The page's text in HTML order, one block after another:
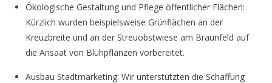
Ökologische Gestaltung und Pflege öffentlicher Flächen:
Kürzlich wurden beispielsweise Grünflächen an der
Kreuzbreite und an der Streuobstwiese am Braunfeld auf
die Ansaat von Blühpflanzen vorbereitet.
Ausbau Stadtmarketing: Wir unterstützten die Schaffung